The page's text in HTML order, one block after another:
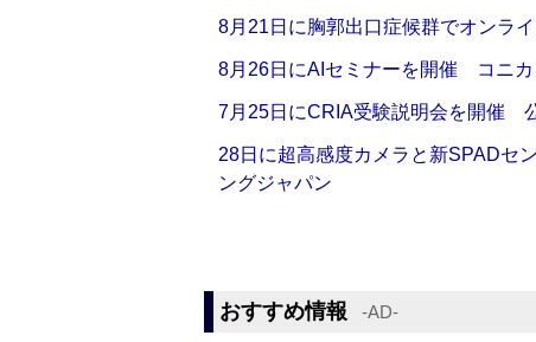
8月21日に胸郭出口症候群でオンラ
8月26日にAIセミナーを開催 コニカ
7月25日にCRIA受験説明会を開催
28日に超高感度カメラと新SPADセ
ングジャパン
おすすめ情報 ‐AD‐